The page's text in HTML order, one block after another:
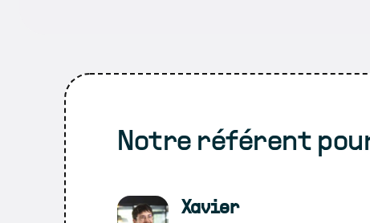
Notre référent
Xavier